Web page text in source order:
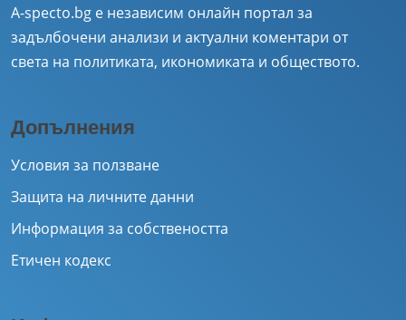
A-specto.bg е независим онлайн портал за
задълбочени анализи и актуални коментари от
света на политиката, икономиката и обществото.
Допълнения
Условия за ползване
Защита на личните данни
Информация за собствеността
Етичен кодекс